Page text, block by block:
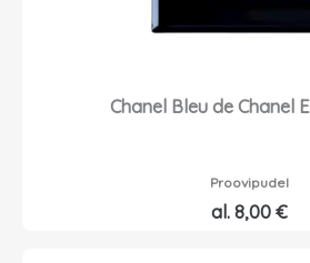
Chanel Bleu de Chanel
Proovipudel
al. 8,00 €